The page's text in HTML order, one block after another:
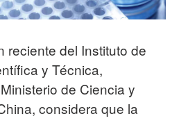
reciente del Instituto de
y Técnica,
de Ciencia y
considera que la